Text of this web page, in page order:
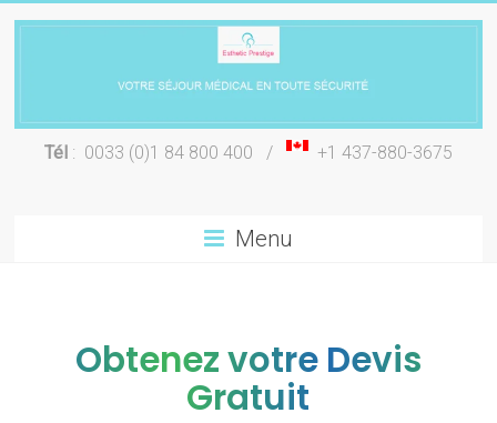
Chirurgie
Tél: 0033 (0)1 84 800 400 / +1 437-880-3675
Menu
Obtenez votre Devis
Gratuit